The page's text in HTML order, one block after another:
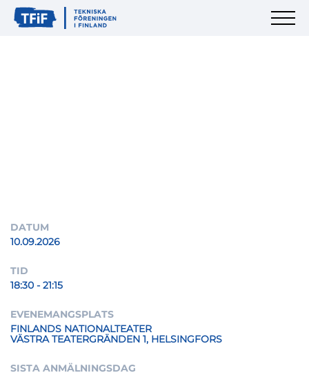
DATUM
10.09.2026
TID
18:30 - 21:15
EVENEMANGSPLATS
FINLANDS NATIONALTEATER
VÄSTRA TEATERGRÄNDEN 1, HELSINGFORS
SISTA ANMÄLNINGSDAG